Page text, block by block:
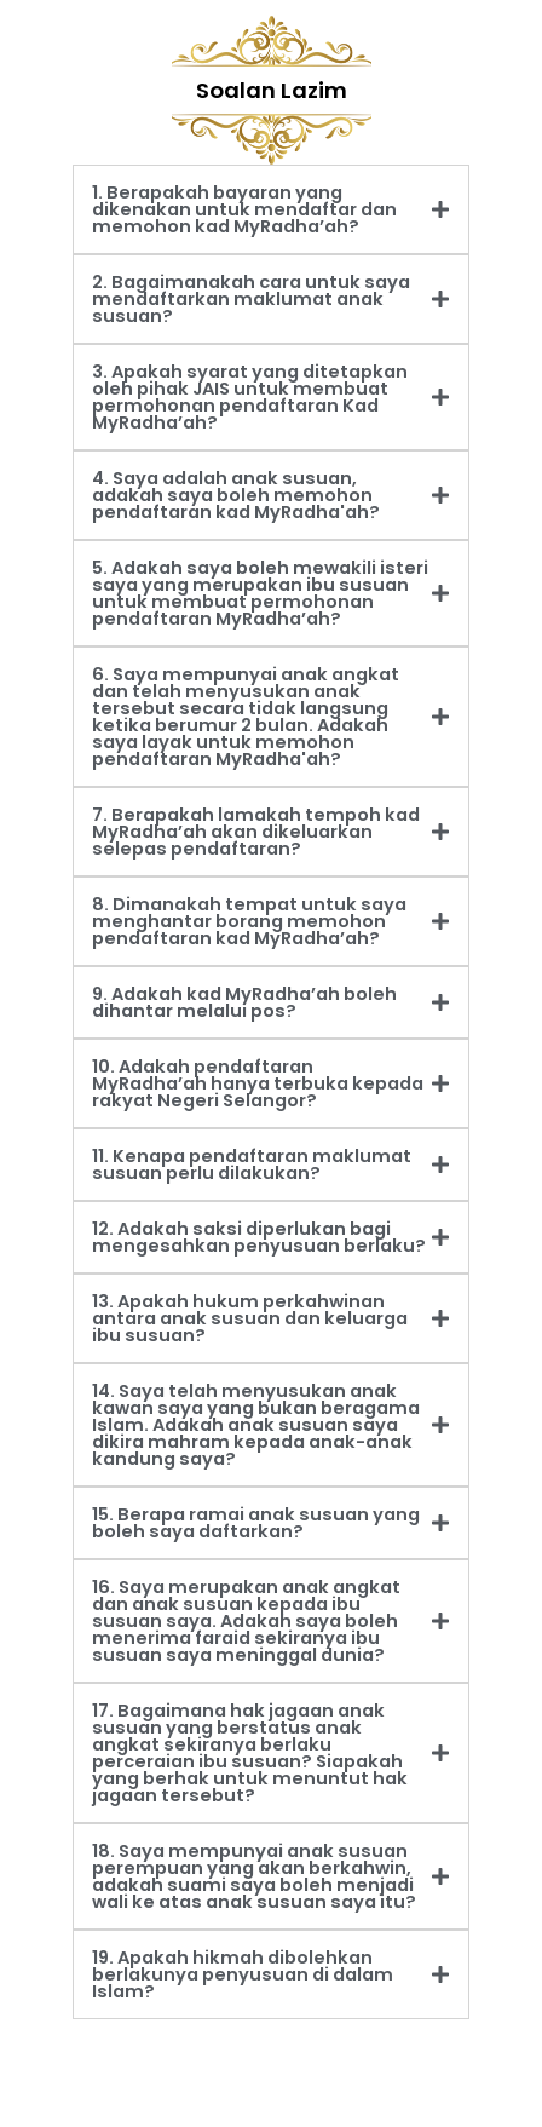
Soalan Lazim
1. Berapakah bayaran yang
dikenakan untuk mendaftar dan
memohon kad MyRadha’ah?
2. Bagaimanakah cara untuk saya
mendaftarkan maklumat anak
susuan?
3. Apakah syarat yang ditetapkan
oleh pihak JAIS untuk membuat
permohonan pendaftaran Kad
MyRadha’ah?
4. Saya adalah anak susuan,
adakah saya boleh memohon
pendaftaran kad MyRadha'ah?
5. Adakah saya boleh mewakili isteri
saya yang merupakan ibu susuan
untuk membuat permohonan
pendaftaran MyRadha’ah?
6. Saya mempunyai anak angkat
dan telah menyusukan anak
tersebut secara tidak langsung
ketika berumur 2 bulan. Adakah
saya layak untuk memohon
pendaftaran MyRadha'ah?
7. Berapakah lamakah tempoh kad
MyRadha’ah akan dikeluarkan
selepas pendaftaran?
8. Dimanakah tempat untuk saya
menghantar borang memohon
pendaftaran kad MyRadha’ah?
9. Adakah kad MyRadha’ah boleh
dihantar melalui pos?
10. Adakah pendaftaran
MyRadha’ah hanya terbuka kepada
rakyat Negeri Selangor?
11. Kenapa pendaftaran maklumat
susuan perlu dilakukan?
12. Adakah saksi diperlukan bagi
mengesahkan penyusuan berlaku?
13. Apakah hukum perkahwinan
antara anak susuan dan keluarga
ibu susuan?
14. Saya telah menyusukan anak
kawan saya yang bukan beragama
Islam. Adakah anak susuan saya
dikira mahram kepada anak-anak
kandung saya?
15. Berapa ramai anak susuan yang
boleh saya daftarkan?
16. Saya merupakan anak angkat
dan anak susuan kepada ibu
susuan saya. Adakah saya boleh
menerima faraid sekiranya ibu
susuan saya meninggal dunia?
17. Bagaimana hak jagaan anak
susuan yang berstatus anak
angkat sekiranya berlaku
perceraian ibu susuan? Siapakah
yang berhak untuk menuntut hak
jagaan tersebut?
18. Saya mempunyai anak susuan
perempuan yang akan berkahwin,
adakah suami saya boleh menjadi
wali ke atas anak susuan saya itu?
19. Apakah hikmah dibolehkan
berlakunya penyusuan di dalam
Islam?